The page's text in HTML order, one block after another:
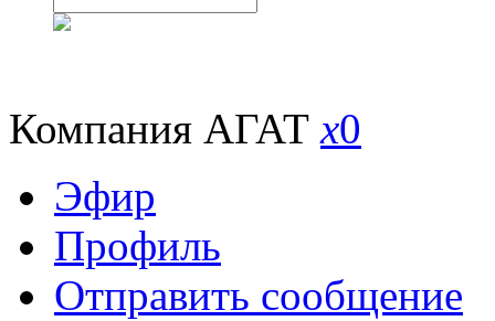
Компания АГАТx0
Эфир
Профиль
Отправить сообщение